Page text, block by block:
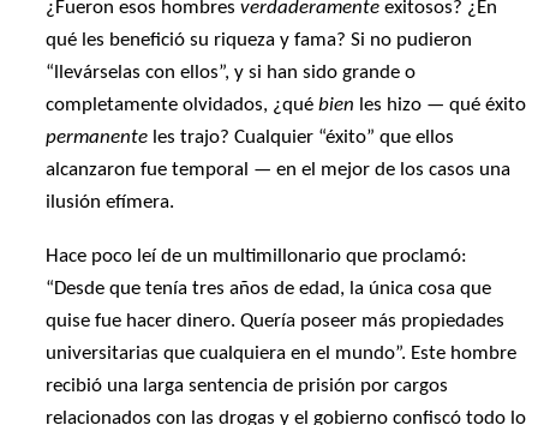
¿Fueron esos hombresverdaderamente exitosos? ¿En
qué les benefició su riqueza y fama? Si no pudieron
“llevárselas con ellos”, y si han sido grande o
completamente olvidados, ¿québien les hizo — qué éxito
permanente les trajo? Cualquier “éxito” que ellos
alcanzaron fue temporal — en el mejor de los casos una
ilusión efímera.
Hace poco leí de un multimillonario que proclamó:
“Desde que tenía tres años de edad, la única cosa que
quise fue hacer dinero. Quería poseer más propiedades
universitarias que cualquiera en el mundo”. Este hombre
recibió una larga sentencia de prisión por cargos
relacionados con las drogas y el gobierno confiscó todo lo